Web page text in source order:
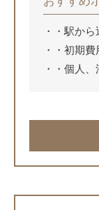
・駅か
・初期
・個人